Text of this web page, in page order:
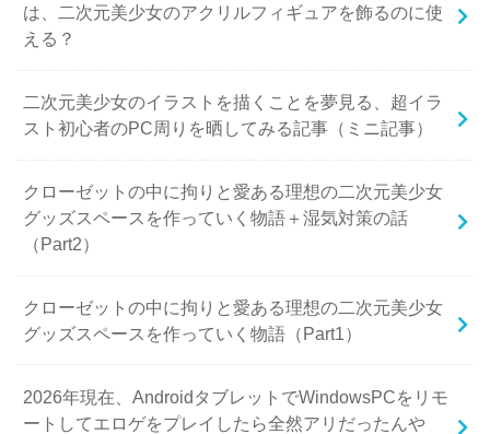
は、二次元美少女のアクリルフィギュアを飾るのに使
える？
二次元美少女のイラストを描くことを夢見る、超イラ
スト初心者のPC周りを晒してみる記事（ミニ記事）
クローゼットの中に拘りと愛ある理想の二次元美少女
グッズスペースを作っていく物語＋湿気対策の話
（Part2）
クローゼットの中に拘りと愛ある理想の二次元美少女
グッズスペースを作っていく物語（Part1）
2026年現在、AndroidタブレットでWindowsPCをリモ
ートしてエロゲをプレイしたら全然アリだったんや